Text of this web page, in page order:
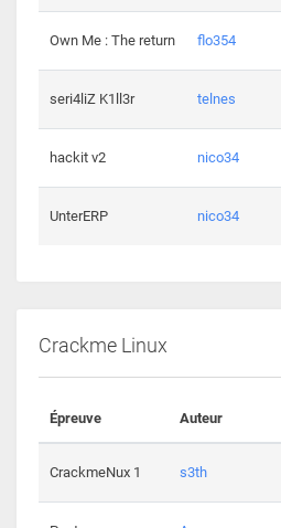
Own Me : The return flo354
seri4liZ K1ll3r telnes
hackit v2 nico34
UnterERP nico34
Crackme Linux
Épreuve Auteur
CrackmeNux 1 s3th